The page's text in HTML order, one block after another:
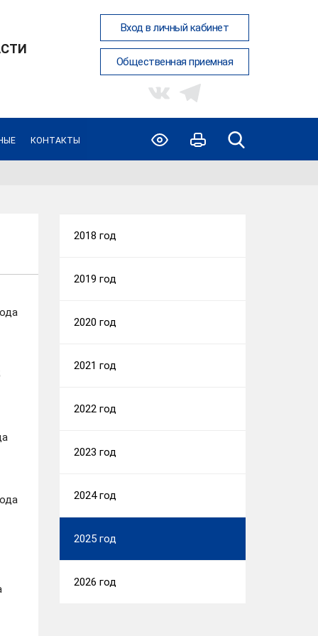
Вход в личный кабинет
Общественная приемная
КОНТАКТЫ
2018 год
2019 год
2020 год
2021 год
2022 год
2023 год
2024 год
2025 год
2026 год